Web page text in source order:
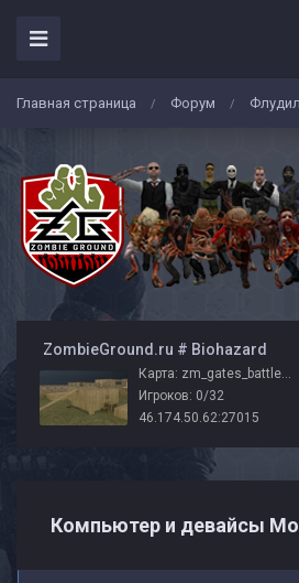
Главная страница / Форум /
️ ZombieGround.ru # Biohazard
Карта: zm_gates_battle_zg
Игроков: 0/32
46.174.50.62:27015
Компьютер и девайсы